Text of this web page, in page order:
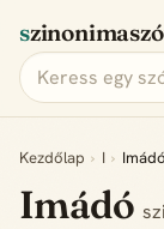
Kezdőlap › I › Imádó
Imádó